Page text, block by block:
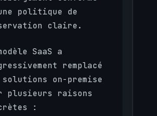
politique de
claire.
SaaS a
remplacé
on-premise
plusieurs raisons
: